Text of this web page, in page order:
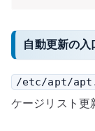
自動更新の
/etc/apt/
ケージリスト更